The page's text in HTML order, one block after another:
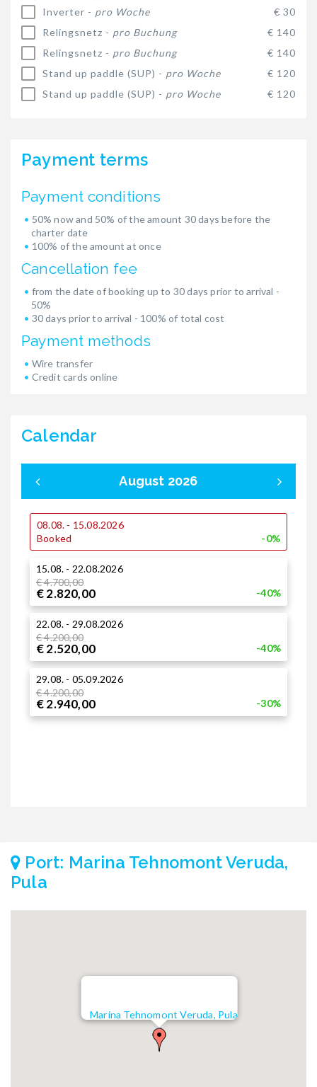
Inverter - pro Woche
€ 30
Relingsnetz - pro Buchung
€ 140
Relingsnetz - pro Buchung
€ 140
Stand up paddle (SUP) - pro Woche
€ 120
Stand up paddle (SUP) - pro Woche € 120
Payment terms
Payment conditions
50% now and 50% of the amount 30 days before the
charter date
100% of the amount at once
Cancellation fee
from the date of booking up to 30 days prior to arrival -
50%
30 days prior to arrival - 100% of total cost
Payment methods
Wire transfer
Credit cards online
Calendar
August 2026
08.08. - 15.08.2026
Booked
-0%
15.08. - 22.08.2026
€ 4.700,00
€ 2.820,00 -40%
22.08. - 29.08.2026
€ 4.200,00
€ 2.520,00 -40%
29.08. - 05.09.2026
€ 4.200,00
€ 2.940,00 -30%
Port: Marina Tehnomont Veruda,
Pula
Marina Tehnomont Veruda, Pula